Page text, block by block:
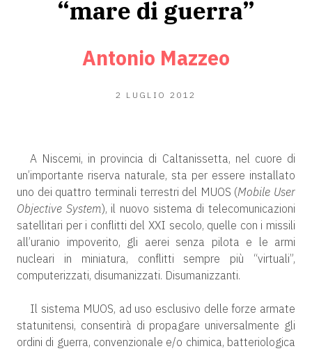
“mare di guerra”
Antonio Mazzeo
2 LUGLIO 2012
A Niscemi, in provincia di Caltanissetta, nel cuore di
un’importante riserva naturale, sta per essere installato
uno dei quattro terminali terrestri del MUOS (Mobile User
Objective System), il nuovo sistema di telecomunicazioni
satellitari per i conflitti del XXI secolo, quelle con i missili
all’uranio impoverito, gli aerei senza pilota e le armi
nucleari in miniatura, conflitti sempre più “virtuali”,
computerizzati, disumanizzati. Disumanizzanti.
Il sistema MUOS, ad uso esclusivo delle forze armate
statunitensi, consentirà di propagare universalmente gli
ordini di guerra, convenzionale e/o chimica, batteriologica